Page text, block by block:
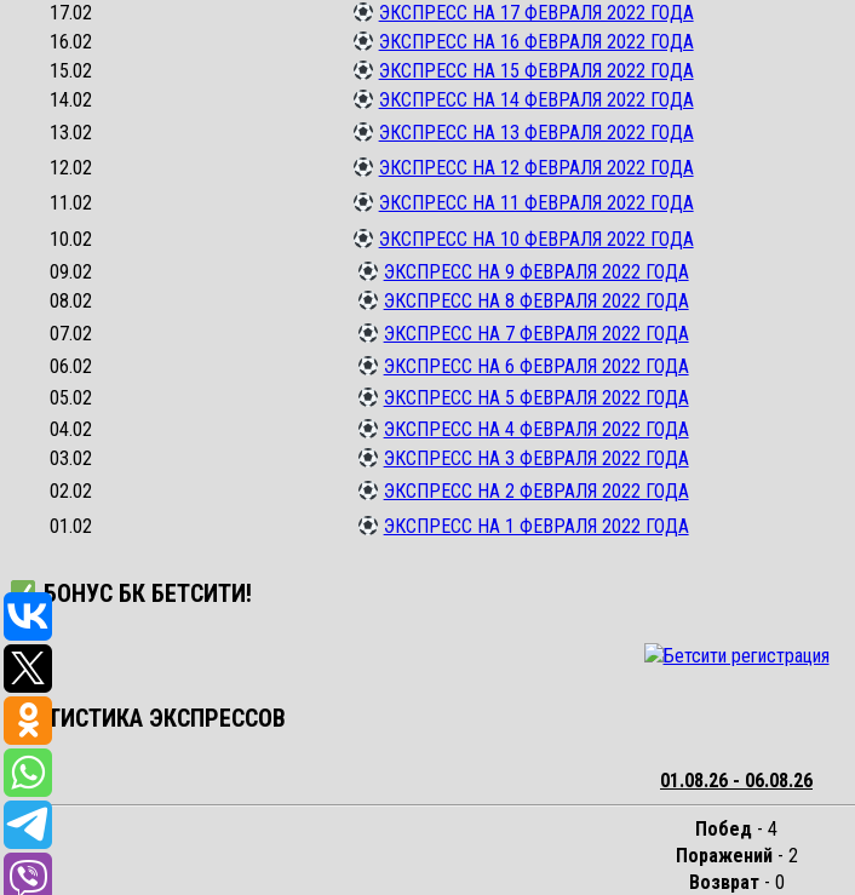
17.02 ЭКСПРЕСС НА 17 ФЕВРАЛЯ 2022 ГОДА
16.02
ЭКСПРЕСС НА 16 ФЕВРАЛЯ 2022 ГОДА
15.02
ЭКСПРЕСС НА 15 ФЕВРАЛЯ 2022 ГОДА
14.02
ЭКСПРЕСС НА 14 ФЕВРАЛЯ 2022 ГОДА
13.02
ЭКСПРЕСС НА 13 ФЕВРАЛЯ 2022 ГОДА
12.02 ЭКСПРЕСС НА 12 ФЕВРАЛЯ 2022 ГОДА
11.02 ЭКСПРЕСС НА 11 ФЕВРАЛЯ 2022 ГОДА
10.02 ЭКСПРЕСС НА 10 ФЕВРАЛЯ 2022 ГОДА
09.02 ЭКСПРЕСС НА 9 ФЕВРАЛЯ 2022 ГОДА
08.02
ЭКСПРЕСС НА 8 ФЕВРАЛЯ 2022 ГОДА
07.02
ЭКСПРЕСС НА 7 ФЕВРАЛЯ 2022 ГОДА
06.02 ЭКСПРЕСС НА 6 ФЕВРАЛЯ 2022 ГОДА
05.02
ЭКСПРЕСС НА 5 ФЕВРАЛЯ 2022 ГОДА
04.02 ЭКСПРЕСС НА 4 ФЕВРАЛЯ 2022 ГОДА
03.02
ЭКСПРЕСС НА 3 ФЕВРАЛЯ 2022 ГОДА
02.02
ЭКСПРЕСС НА 2 ФЕВРАЛЯ 2022 ГОДА
01.02 ЭКСПРЕСС НА 1 ФЕВРАЛЯ 2022 ГОДА
БОНУС БК БЕТСИТИ!
СТАТИСТИКА ЭКСПРЕССОВ
01.08.26 - 06.08.26
Побед - 4
Поражений- 2
Возврат- 0